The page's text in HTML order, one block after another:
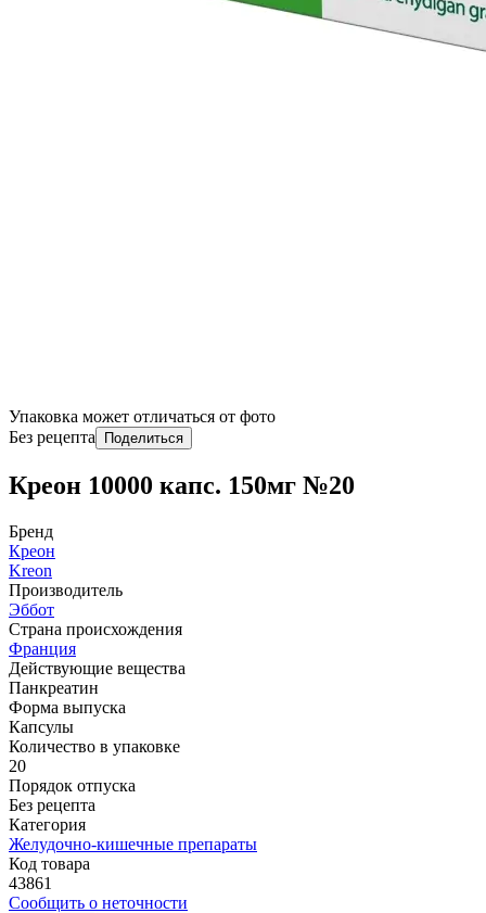
Упаковка может отличаться от фото
Без рецепта
Поделиться
Креон 10000 капс. 150мг №20
Бренд
Креон
Kreon
Производитель
Эббот
Страна происхождения
Франция
Действующие вещества
Панкреатин
Форма выпуска
Капсулы
Количество в упаковке
20
Порядок отпуска
Без рецепта
Категория
Желудочно-кишечные препараты
Код товара
43861
Сообщить о неточности